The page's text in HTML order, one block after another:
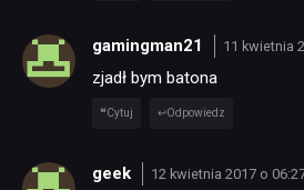
gamingman21 11 kwietnia
zjadł bym batona
Cytuj Odpowiedz
geek 12 kwietnia 2017 o